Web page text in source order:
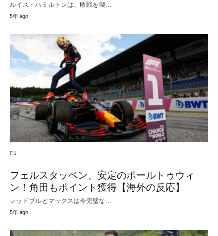
ルイス・ハミルトンは、敗戦を喫…
5年 ago
F1
フェルスタッペン、安定のポールトゥウィ
ン！角田もポイント獲得【海外の反応】
レッドブルとマックスは今完璧な…
5年 ago